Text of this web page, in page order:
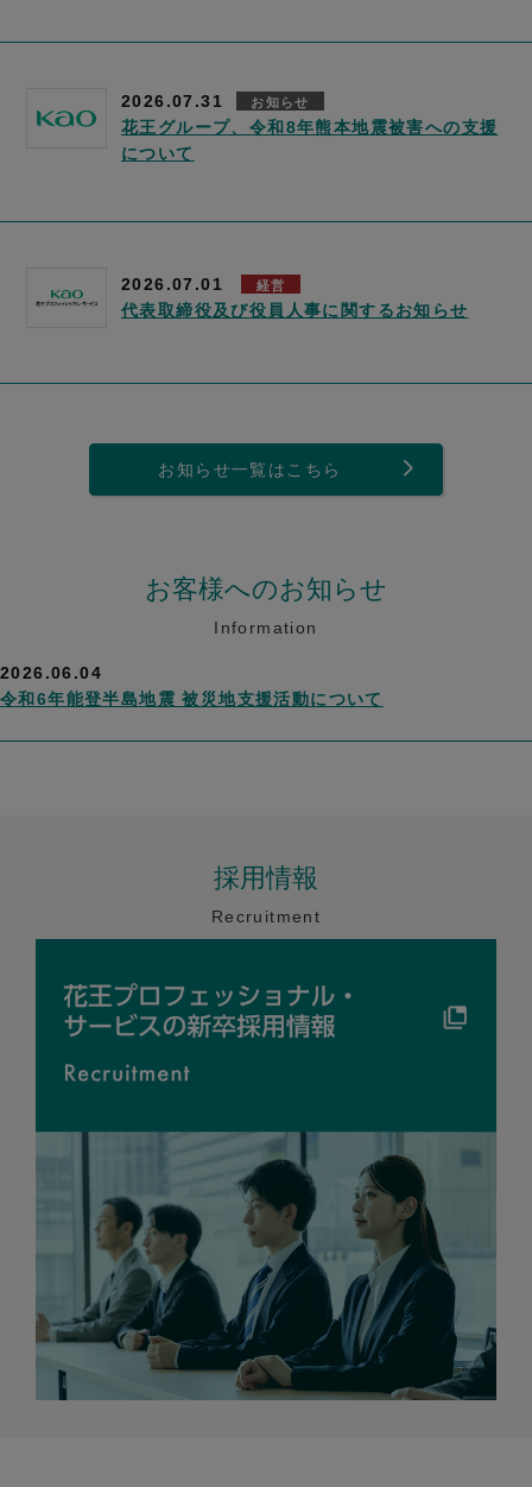
2026.07.31 お知らせ
花王グループ、令和8年熊本地震被害への支援
について
2026.07.01 経営
代表取締役及び役員人事に関するお知らせ
お知らせ一覧はこちら
お客様へのお知らせ
Information
2026.06.04
令和6年能登半島地震 被災地支援活動について
採用情報
Recruitment